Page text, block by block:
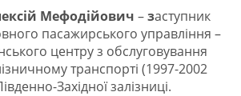
Мефодійович –заступник
пасажирського управління –
центру з обслуговування
транспорті (1997-2002
Західної залізниці.